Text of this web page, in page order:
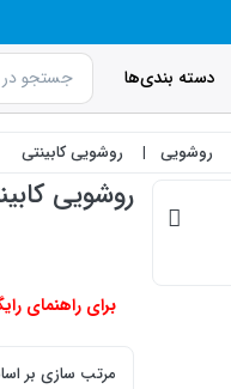
دسته بندی‌ها
روشویی روشویی کابینتی
روشویی کابینتی
برای راهنمای
مرتب سازی بر